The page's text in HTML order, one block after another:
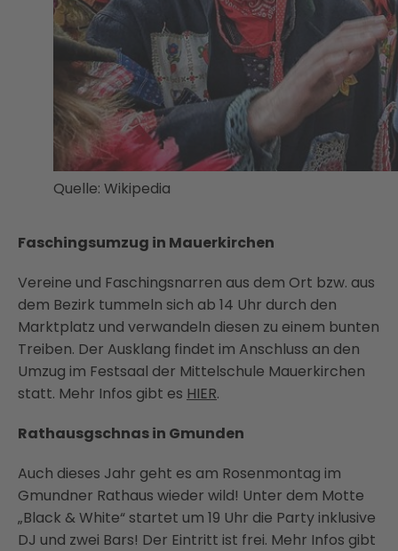
Quelle: Wikipedia
Faschingsumzug in Mauerkirchen
Vereine und Faschingsnarren aus dem Ort bzw. aus
dem Bezirk tummeln sich ab 14 Uhr durch den
Marktplatz und verwandeln diesen zu einem bunten
Treiben. Der Ausklang findet im Anschluss an den
Umzug im Festsaal der Mittelschule Mauerkirchen
statt. Mehr Infos gibt es HIER.
Rathausgschnas in Gmunden
Auch dieses Jahr geht es am Rosenmontag im
Gmundner Rathaus wieder wild! Unter dem Motte
„Black & White“ startet um 19 Uhr die Party inklusive
DJ und zwei Bars! Der Eintritt ist frei. Mehr Infos gibt